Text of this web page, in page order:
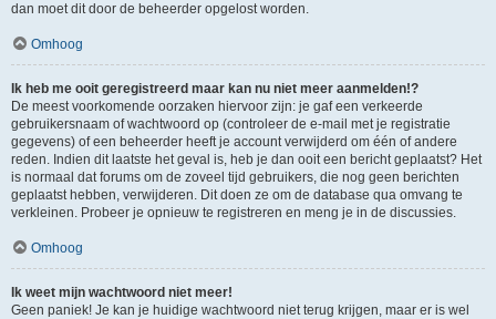
dan moet dit door de beheerder opgelost worden.
Omhoog
Ik heb me ooit geregistreerd maar kan nu niet meer aanmelden!?
De meest voorkomende oorzaken hiervoor zijn: je gaf een verkeerde
gebruikersnaam of wachtwoord op (controleer de e-mail met je registratie
gegevens) of een beheerder heeft je account verwijderd om één of andere
reden. Indien dit laatste het geval is, heb je dan ooit een bericht geplaatst? Het
is normaal dat forums om de zoveel tijd gebruikers, die nog geen berichten
geplaatst hebben, verwijderen. Dit doen ze om de database qua omvang te
verkleinen. Probeer je opnieuw te registreren en meng je in de discussies.
Omhoog
Ik weet mijn wachtwoord niet meer!
Geen paniek! Je kan je huidige wachtwoord niet terug krijgen, maar er is wel